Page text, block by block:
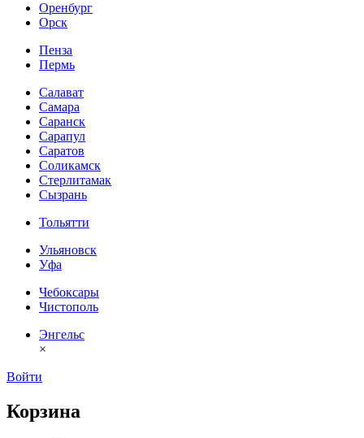
Оренбург
Орск
Пенза
Пермь
Салават
Самара
Саранск
Сарапул
Саратов
Соликамск
Стерлитамак
Сызрань
Тольятти
Ульяновск
Уфа
Чебоксары
Чистополь
Энгельс
×
Войти
Корзина